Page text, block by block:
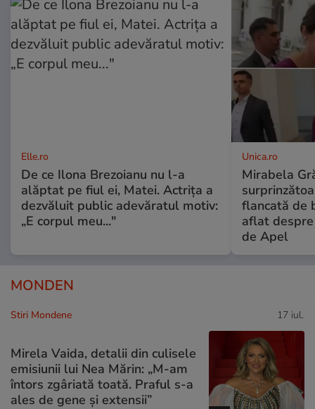
Elle.ro
De ce Ilona Brezoianu nu l-a
alăptat pe fiul ei, Matei. Actrița a
dezvăluit public adevăratul motiv:
„E corpul meu..."
Unica.ro
Mirabela
flancată de
aflat
de Apel
MONDEN
Stiri Mondene 17 iul.
Mirela Vaida, detalii din culisele
emisiunii lui Nea Mărin: „M-am
întors zgâriată toată. Praful s-a
ales de gene și extensii”